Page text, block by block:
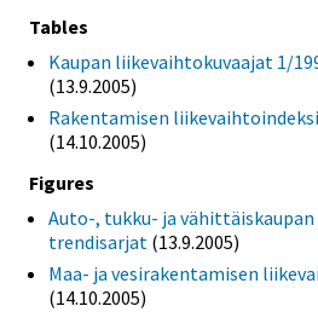
Tables
Kaupan liikevaihtokuvaajat 1/
(13.9.2005)
Rakentamisen
(14.10.2005)
Figures
Auto-, tukku- ja
trendisarjat (13.9.2005)
Maa- ja vesirakentamisen
(14.10.2005)